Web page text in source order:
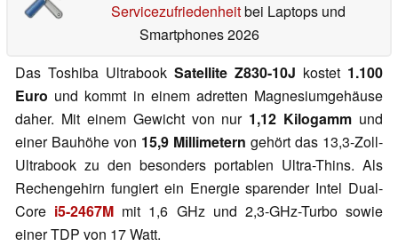
Servicezufriedenheitbei Laptops und
Smartphones 2026
Das Toshiba Ultrabook Satellite Z830-10J kostet 1.100
Euro und kommt in einem adretten Magnesiumgehäuse
daher. Mit einem Gewicht von nur 1,12 Kilogamm und
einer Bauhöhe von 15,9 Millimetern gehört das 13,3-Zoll-
Ultrabook zu den besonders portablen Ultra-Thins. Als
Rechengehirn fungiert ein Energie sparender Intel Dual-
Core i5-2467M mit 1,6 GHz und 2,3-GHz-Turbo sowie
einer TDP von 17 Watt.